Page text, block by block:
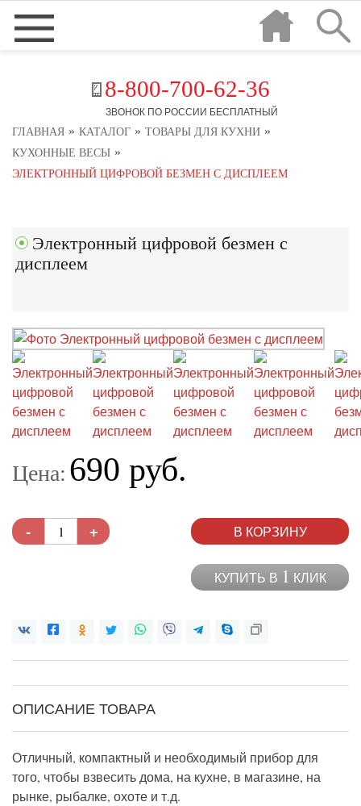
8-800-700-62-36
ЗВОНОК ПО РОССИИ БЕСПЛАТНЫЙ
ГЛАВНАЯ » КАТАЛОГ » ТОВАРЫ ДЛЯ КУХНИ »
КУХОННЫЕ ВЕСЫ »
ЭЛЕКТРОННЫЙ ЦИФРОВОЙ БЕЗМЕН С ДИСПЛЕЕМ
Электронный цифровой безмен с
дисплеем
Цена: 690 руб.
- + В КОРЗИНУ
КУПИТЬ В 1 КЛИК
ОПИСАНИЕ ТОВАРА
Отличный, компактный и необходимый прибор для
того, чтобы взвесить дома, на кухне, в магазине, на
рынке, рыбалке, охоте и т.д.